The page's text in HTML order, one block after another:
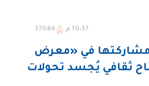
10:37 م 37084
مشاركتها في «معرض
ثقافي يُجسد تحولات